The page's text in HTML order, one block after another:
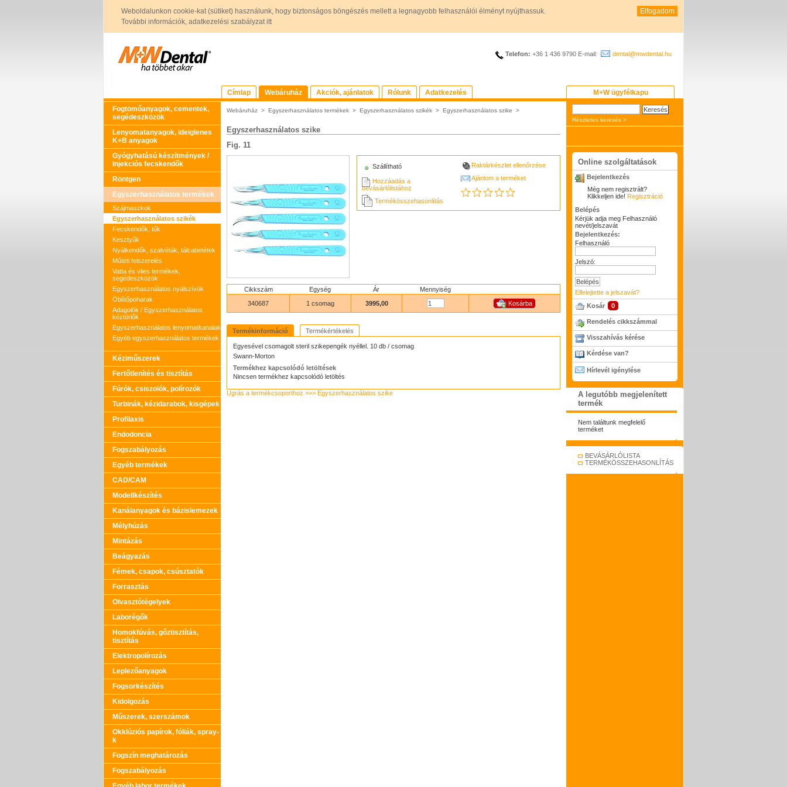
Weboldalunkon cookie-kat (sütiket) használunk, hogy biztonságos böngészés mellett a legnagyobb felhasználói élményt nyújthassuk.
További információk, adatkezelési szabályzat itt
Elfogadom
Telefon: +36 1 436 9790 E-mail: dental@mwdental.hu
Címlap Webáruház Akciók, ajánlatok Rólunk Adatkezelés
M+W ügyfélkapu
Fogtömőanyagok, cementek,
segédeszközök
Lenyomatanyagok, ideiglenes
K+B anyagok
Gyógyhatású készítmények /
Injekciós fecskendők
Röntgen
Egyszerhasználatos termékek
Szájmaszkok
Egyszerhasználatos szikék
Fecskendők, tűk
Kesztyűk
Nyálkendők, szalvéták, tálcabetétek
Műtéti felszerelés
Vatta és vlies termékek,
segédeszközök
Egyszerhasználatos nyálszívók
Öblítőpoharak
Adagolók / Egyszerhasználatos
kéztörlők
Egyszerhasználatos lenyomatkanalak
Egyéb egyszerhasználatos termékek
Kéziműszerek
Fertőtlenítés és tisztítás
Fúrók, csiszolók, polírozók
Turbinák, kézidarabok, kisgépek
Profilaxis
Endodoncia
Fogszabályozás
Egyéb termékek
CAD/CAM
Modellkészítés
Kanálanyagok és bázislemezek
Mélyhúzás
Mintázás
Beágyazás
Fémek, csapok, csúsztatók
Forrasztás
Olvasztótégelyek
Laborégők
Homokfúvás, gőztisztítás,
tisztítás
Elektropolírozás
Leplezőanyagok
Fogsorkészítés
Kidolgozás
Műszerek, szerszámok
Okklúziós papírok, fóliák, spray-
k
Fogszín meghatározás
Fogszabályozás
Webáruház > Egyszerhasználatos termékek > Egyszerhasználatos szikék > Egyszerhasználatos szike >
Egyszerhasználatos szike
Fig. 11
Szállítható
Hozzáadás a
bevásárlólistához
Termékösszehasonlítás
Raktárkészlet ellenőrzése
Ajánlom a terméket
Cikkszám Egység Ár
Mennyiség
340687
1 csomag 3995,00
Termékinformáció Termékértékelés
Egyesével csomagolt steril szikepengék nyéllel. 10 db / csomag
Swann-Morton
Termékhez kapcsolódó letöltések
Nincsen termékhez kapcsolódó letöltés
Ugrás a termékcsoporthoz >>> Egyszerhasználatos szike
Részletes keresés >
Online szolgáltatások
Bejelentkezés
Még nem regisztrált?
Klikkeljen ide! Regisztráció
Belépés
Kérjük adja meg Felhasználó
nevét/jelszavát
Bejelentkezés:
Felhasználó
Jelszó:
Elfelejtette a jelszavát?
Kosár
0
Rendelés cikkszámmal
Visszahívás kérése
Kérdése van?
Hírlevél igénylése
A legutóbb megjelenített
termék
Nem találtunk megfelelő
terméket
BEVÁSÁRLÓLISTA
TERMÉKÖSSZEHASONLÍTÁS